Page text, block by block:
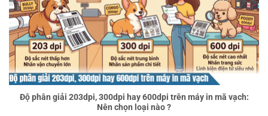
Độ phân giải 203dpi, 300dpi hay 600dpi trên máy in mã vạch:
Nên chọn loại nào ?